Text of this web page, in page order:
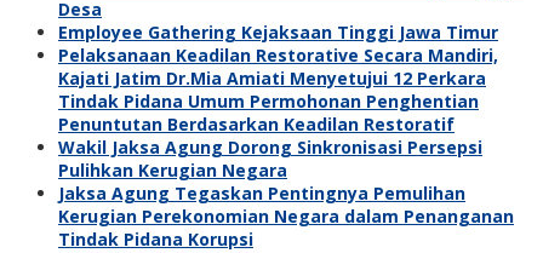
Desa
Employee Gathering Kejaksaan Tinggi Jawa Timur
Pelaksanaan Keadilan Restorative Secara Mandiri,
Kajati Jatim Dr.Mia Amiati Menyetujui 12 Perkara
Tindak Pidana Umum Permohonan Penghentian
Penuntutan Berdasarkan Keadilan Restoratif
Wakil Jaksa Agung Dorong Sinkronisasi Persepsi
Pulihkan Kerugian Negara
Jaksa Agung Tegaskan Pentingnya Pemulihan
Kerugian Perekonomian Negara dalam Penanganan
Tindak Pidana Korupsi